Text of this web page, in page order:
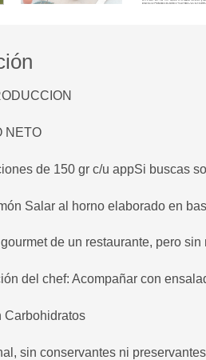
NETO
de 150 gr c/u appSi buscas
Salar al horno elaborado en
de un restaurante, pero sin
del chef: Acompañar con
Carbohidratos
sin conservantes ni preservantes